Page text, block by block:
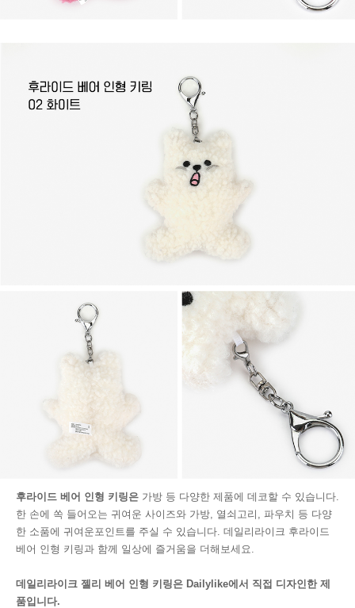
후라이드 베어 인형 키링은 가방 등 다양한 제품에 데코할 수 있습니다.
한 손에 쏙 들어오는 귀여운 사이즈와 가방, 열쇠고리, 파우치 등 다양
한 소품에 귀여운포인트를 주실 수 있습니다. 데일리라이크 후라이드
베어 인형 키링과 함께 일상에 즐거움을 더해보세요.
데일리라이크 젤리 베어 인형 키링은 Dailylike에서 직접 디자인한 제
품입니다.